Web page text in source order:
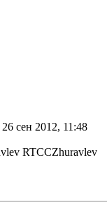
26 сен 2012, 11:48
RTCCZhuravlev